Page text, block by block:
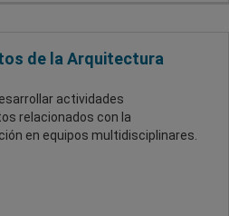
de la Arquitectura
actividades
relacionados con la
en equipos multidisciplinares.